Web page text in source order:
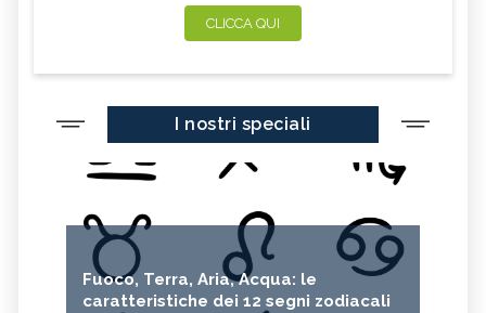
CLICCA QUI
I nostri speciali
Fuoco, Terra, Aria, Acqua: le
caratteristiche dei 12 segni zodiacali